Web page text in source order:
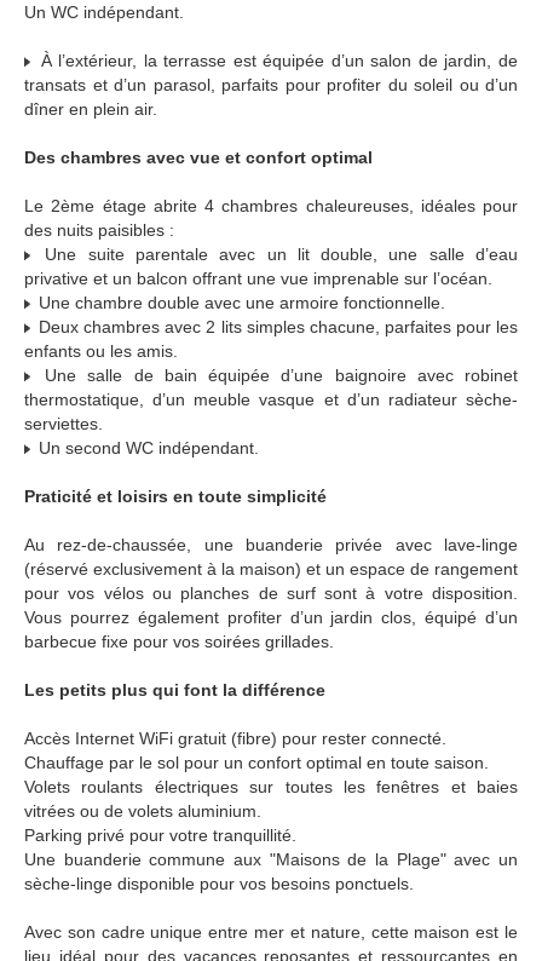
Un WC indépendant.
À l’extérieur, la terrasse est équipée d’un salon de jardin, de
transats et d’un parasol, parfaits pour profiter du soleil ou d’un
dîner en plein air.
Des chambres avec vue et confort optimal
Le 2ème étage abrite 4 chambres chaleureuses, idéales pour
des nuits paisibles :
Une suite parentale avec un lit double, une salle d’eau
privative et un balcon offrant une vue imprenable sur l’océan.
Une chambre double avec une armoire fonctionnelle.
Deux chambres avec 2 lits simples chacune, parfaites pour les
enfants ou les amis.
Une salle de bain équipée d’une baignoire avec robinet
thermostatique, d’un meuble vasque et d’un radiateur sèche-
serviettes.
Un second WC indépendant.
Praticité et loisirs en toute simplicité
Au rez-de-chaussée, une buanderie privée avec lave-linge
(réservé exclusivement à la maison) et un espace de rangement
pour vos vélos ou planches de surf sont à votre disposition.
Vous pourrez également profiter d’un jardin clos, équipé d’un
barbecue fixe pour vos soirées grillades.
Les petits plus qui font la différence
Accès Internet WiFi gratuit (fibre) pour rester connecté.
Chauffage par le sol pour un confort optimal en toute saison.
Volets roulants électriques sur toutes les fenêtres et baies
vitrées ou de volets aluminium.
Parking privé pour votre tranquillité.
Une buanderie commune aux "Maisons de la Plage" avec un
sèche-linge disponible pour vos besoins ponctuels.
Avec son cadre unique entre mer et nature, cette maison est le
lieu idéal pour des vacances reposantes et ressourçantes en